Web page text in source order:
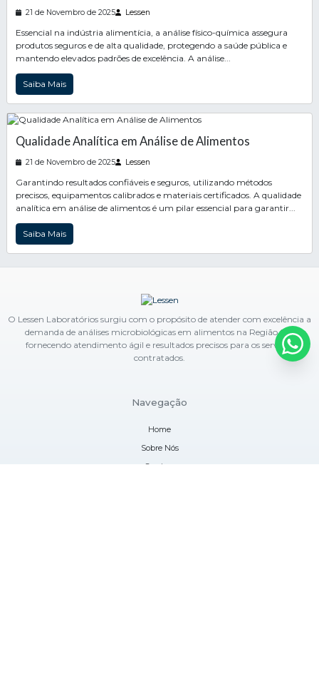
21 de Novembro de 2025 Lessen
Essencial na indústria alimentícia, a análise físico-química assegura
produtos seguros e de alta qualidade, protegendo a saúde pública e
mantendo elevados padrões de excelência. A análise...
Saiba Mais
Qualidade Analítica em Análise de Alimentos
21 de Novembro de 2025 Lessen
Garantindo resultados confiáveis e seguros, utilizando métodos
precisos, equipamentos calibrados e materiais certificados. A qualidade
analítica em análise de alimentos é um pilar essencial para garantir...
Saiba Mais
O Lessen Laboratórios surgiu com o propósito de atender com excelência a
demanda de análises microbiológicas em alimentos na Região Sul,
fornecendo atendimento ágil e resultados precisos para os serviços
contratados.
Navegação
Home
Sobre Nós
Serviços